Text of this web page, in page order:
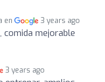
en 3 years ago
comida mejorable
3 years ago